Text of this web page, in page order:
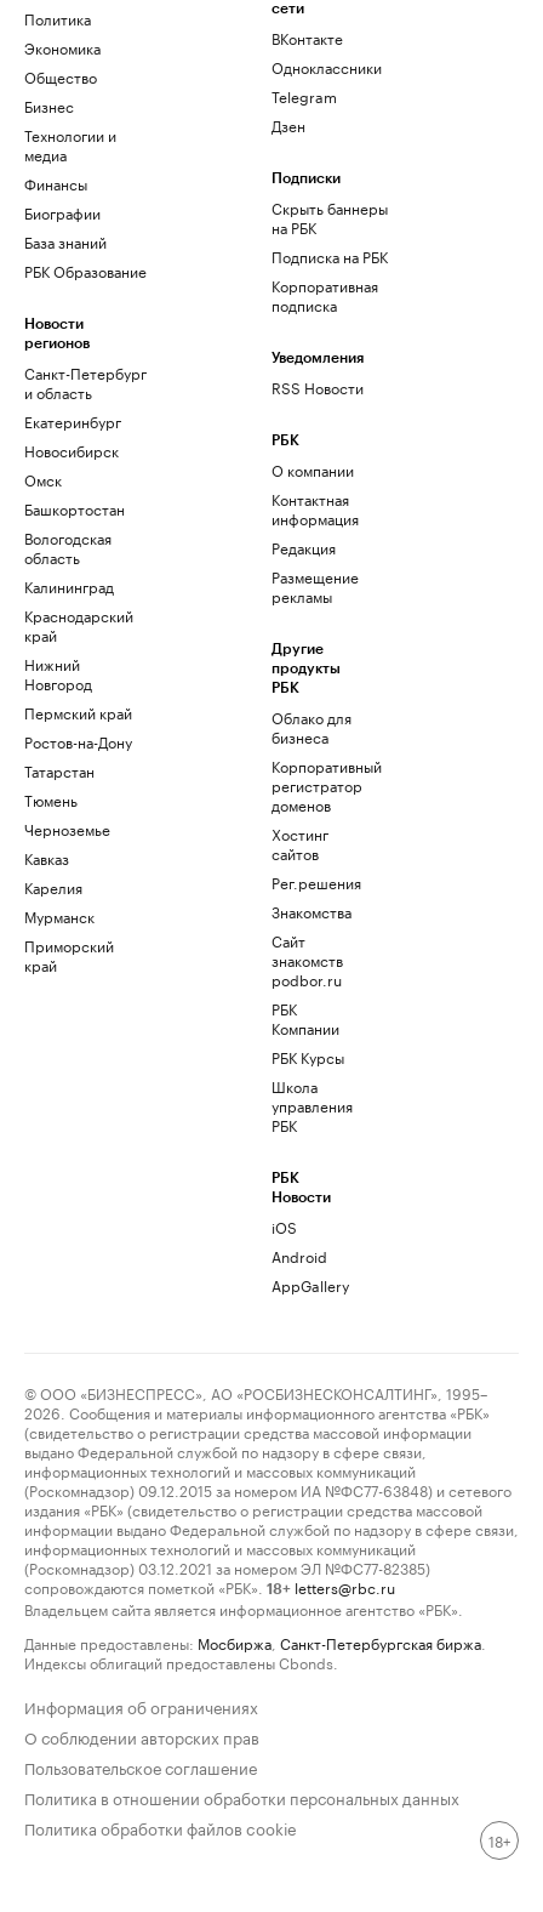
Политика
Экономика
Общество
Бизнес
Технологии и
медиа
Финансы
Биографии
База знаний
РБК Образование
Новости
регионов
Санкт-Петербург
и область
Екатеринбург
Новосибирск
Омск
Башкортостан
Вологодская
область
Калининград
Краснодарский
край
Нижний
Новгород
Пермский край
Ростов-на-Дону
Татарстан
Тюмень
Черноземье
Кавказ
Карелия
Мурманск
Приморский
край
сети
ВКонтакте
Одноклассники
Telegram
Дзен
Подписки
Скрыть баннеры
на РБК
Подписка на РБК
Корпоративная
подписка
Уведомления
RSS Новости
РБК
О компании
Контактная
информация
Редакция
Размещение
рекламы
Другие
продукты
РБК
Облако для
бизнеса
Корпоративный
регистратор
доменов
Хостинг
сайтов
Рег.решения
Знакомства
Сайт
знакомств
podbor.ru
РБК
Компании
РБК Курсы
Школа
управления
РБК
РБК
Новости
iOS
Android
AppGallery
© ООО «БИЗНЕСПРЕСС», АО «РОСБИЗНЕСКОНСАЛТИНГ», 1995–
2026. Сообщения и материалы информационного агентства «РБК»
(свидетельство о регистрации средства массовой информации
выдано Федеральной службой по надзору в сфере связи,
информационных технологий и массовых коммуникаций
(Роскомнадзор) 09.12.2015 за номером ИА №ФС77-63848) и сетевого
издания «РБК» (свидетельство о регистрации средства массовой
информации выдано Федеральной службой по надзору в сфере связи,
информационных технологий и массовых коммуникаций
(Роскомнадзор) 03.12.2021 за номером ЭЛ №ФС77-82385)
сопровождаются пометкой «РБК».
18+ letters@rbc.ru
Владельцем сайта является информационное агентство «РБК».
Данные предоставлены: Мосбиржа Санкт-Петербургская биржа
Индексы облигаций предоставлены Cbonds.
Информация об ограничениях
О соблюдении авторских прав
Пользовательское соглашение
Политика в отношении обработки персональных данных
Политика обработки файлов cookie
18+